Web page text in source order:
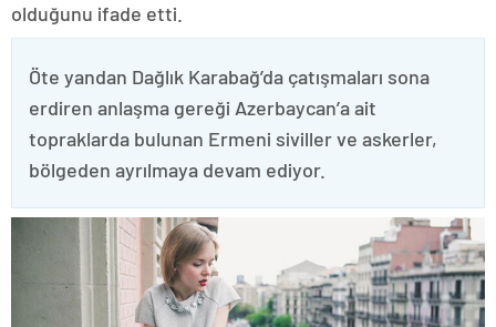
olduğunu ifade etti.
Öte yandan Dağlık Karabağ’da çatışmaları sona
erdiren anlaşma gereği Azerbaycan’a ait
topraklarda bulunan Ermeni siviller ve askerler,
bölgeden ayrılmaya devam ediyor.